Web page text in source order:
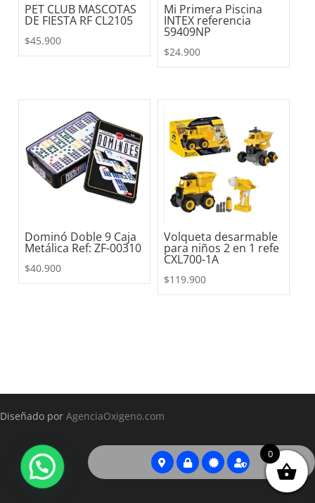
PET CLUB MASCOTAS
DE FIESTA RF CL2105
$45.900
Mi Primera Piscina
INTEX referencia
59409NP
$24.900
Dominó Doble 9 Caja
Metálica Ref: ZF-00310
$40.900
Volqueta desarmable
para niños 2 en 1 refe
CXL700-1A
$119.900
Diseñado por AgenciaOxigeno.com
0